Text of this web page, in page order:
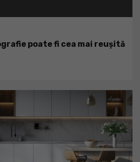
poate fi cea mai reușită